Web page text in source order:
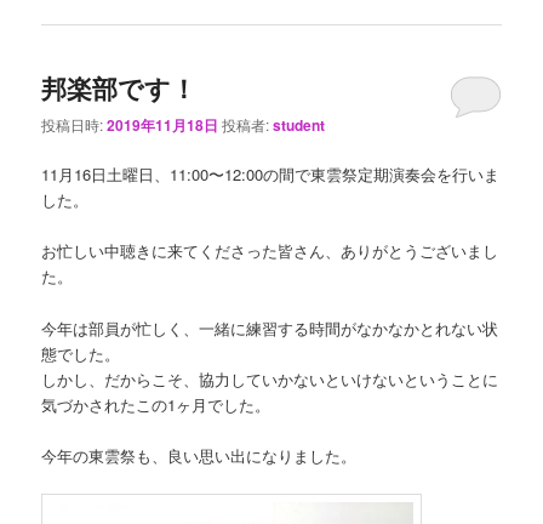
邦楽部です！
投稿日時:2019年11月18日 投稿者:student
11月16日土曜日、11:00〜12:00の間で東雲祭定期演奏会を行いま
した。
お忙しい中聴きに来てくださった皆さん、ありがとうございまし
た。
今年は部員が忙しく、一緒に練習する時間がなかなかとれない状
態でした。
しかし、だからこそ、協力していかないといけないということに
気づかされたこの1ヶ月でした。
今年の東雲祭も、良い思い出になりました。